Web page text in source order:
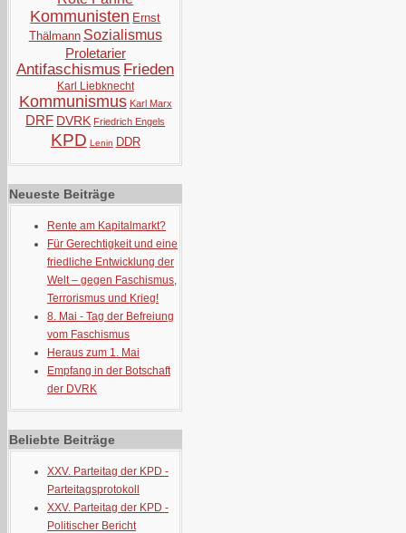
Kommunisten Ernst
Thälmann Sozialismus
Proletarier
Antifaschismus Frieden
Karl Liebknecht
Kommunismus Karl Marx
DRF DVRK Friedrich Engels
KPD Lenin DDR
Neueste Beiträge
Rente am Kapitalmarkt?
Für Gerechtigkeit und eine
friedliche Entwicklung der
Welt – gegen Faschismus,
Terrorismus und Krieg!
8. Mai - Tag der Befreiung
vom Faschismus
Heraus zum 1. Mai
Empfang in der Botschaft
der DVRK
Beliebte Beiträge
XXV. Parteitag der KPD -
Parteitagsprotokoll
XXV. Parteitag der KPD -
Politischer Bericht